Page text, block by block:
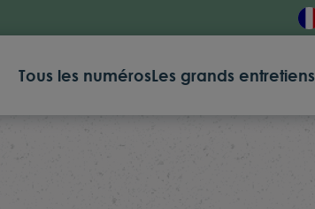
Tous les numérosLes grands entretiens